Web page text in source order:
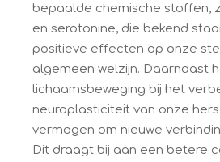
bepaalde chemische stoffen,
en serotonine, die bekend
positieve effecten op onze
algemeen welzijn. Daarnaast
lichaamsbeweging bij het
neuroplasticiteit van onze
vermogen om nieuwe
Dit draagt bij aan een betere